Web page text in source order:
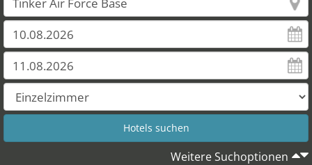
Weitere Suchoptionen